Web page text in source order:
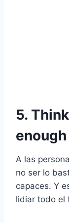
5.
enough
A las
no ser lo
capaces. Y
lidiar todo el